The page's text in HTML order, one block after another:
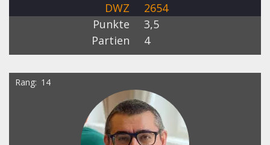
DWZ
2654
Punkte
3,5
Partien
4
Rang 14